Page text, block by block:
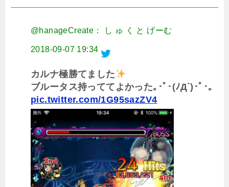
@hanageCreate： し ゅ く と げーむ
2018-09-07 19:34
カルナ極勝てました
ブルータス持っててよかった｡･ﾟ･(ﾉД`)･ﾟ･｡
pic.twitter.com/1G95sazZV4